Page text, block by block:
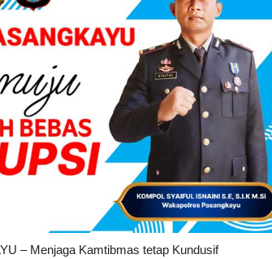
– Menjaga Kamtibmas tetap Kundusif